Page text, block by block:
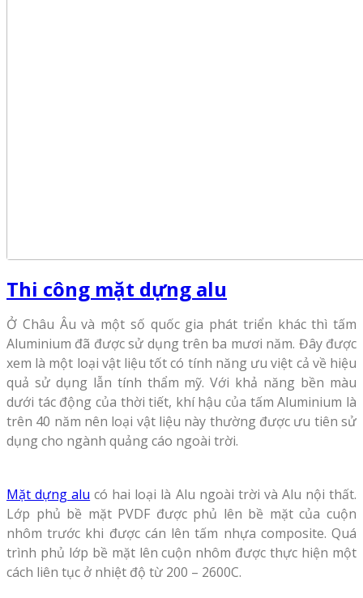
Thi công mặt dựng alu
Ở Châu Âu và một số quốc gia phát triển khác thì tấm
Aluminium đã được sử dụng trên ba mươi năm. Đây được
xem là một loại vật liệu tốt có tính năng ưu việt cả về hiệu
quả sử dụng lẫn tính thẩm mỹ. Với khả năng bền màu
dưới tác động của thời tiết, khí hậu của tấm Aluminium là
trên 40 năm nên loại vật liệu này thường được ưu tiên sử
dụng cho ngành quảng cáo ngoài trời.
Mặt dựng alu có hai loại là Alu ngoài trời và Alu nội thất.
Lớp phủ bề mặt PVDF được phủ lên bề mặt của cuộn
nhôm trước khi được cán lên tấm nhựa composite. Quá
trình phủ lớp bề mặt lên cuộn nhôm được thực hiện một
cách liên tục ở nhiệt độ từ 200 – 2600C.